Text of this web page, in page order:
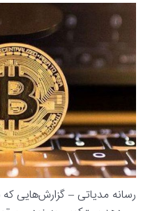
رسانه مدیاتی – گزارش‌هایی